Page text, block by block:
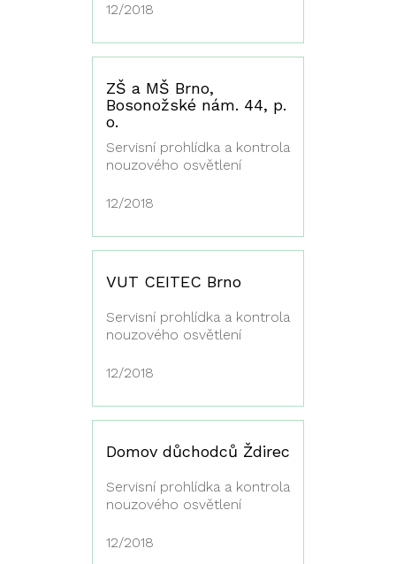
12/2018
ZŠ a MŠ Brno,
Bosonožské nám. 44, p.
o.
Servisní prohlídka a kontrola
nouzového osvětlení
12/2018
VUT CEITEC Brno
Servisní prohlídka a kontrola
nouzového osvětlení
12/2018
Domov důchodců Ždirec
Servisní prohlídka a kontrola
nouzového osvětlení
12/2018